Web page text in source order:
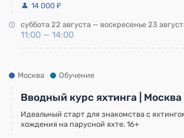
14 000 ₽
суббота 22 августа — воскресенье 23
11:00 — 14:00
Москва Обучение
Вводный курс яхтинга | Москва
Идеальный старт для знакомства с
хождения на парусной яхте. 16+